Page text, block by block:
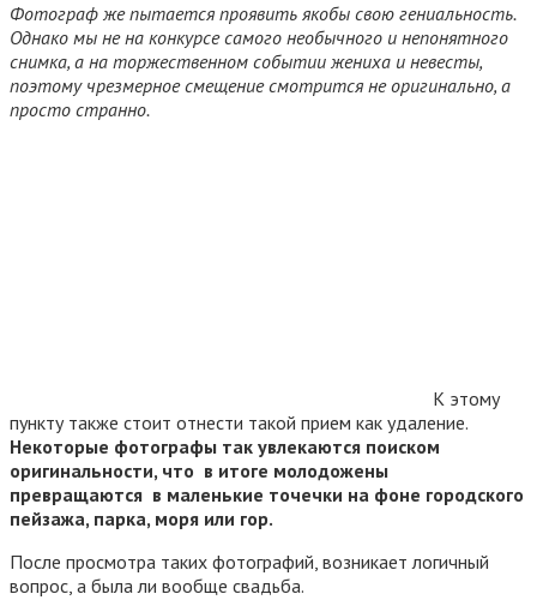
Фотограф же пытается проявить якобы свою гениальность.
Однако мы не на конкурсе самого необычного и непонятного
снимка, а на торжественном событии жениха и невесты,
поэтому чрезмерное смещение смотрится не оригинально, а
просто странно.
К этому
пункту также стоит отнести такой прием как удаление.
Некоторые фотографы так увлекаются поиском
оригинальности, что в итоге молодожены
превращаются в маленькие точечки на фоне городского
пейзажа, парка, моря или гор.
После просмотра таких фотографий, возникает логичный
вопрос, а была ли вообще свадьба.